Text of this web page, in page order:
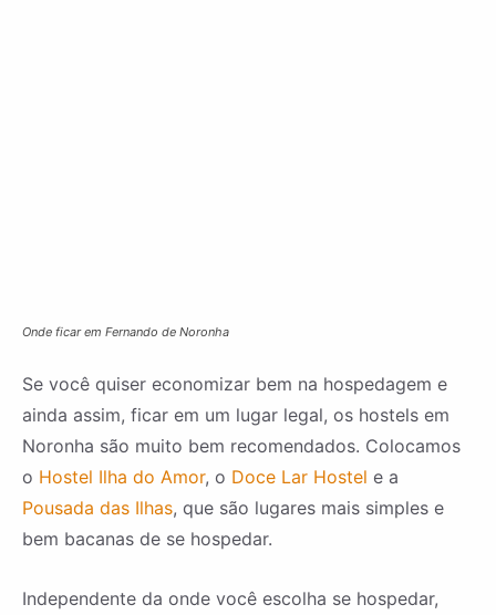
Onde ficar em Fernando de Noronha
Se você quiser economizar bem na hospedagem e
ainda assim, ficar em um lugar legal, os hostels em
Noronha são muito bem recomendados. Colocamos
o Hostel Ilha do Amor, o Doce Lar Hostel e a
Pousada das Ilhas, que são lugares mais simples e
bem bacanas de se hospedar.
Independente da onde você escolha se hospedar,